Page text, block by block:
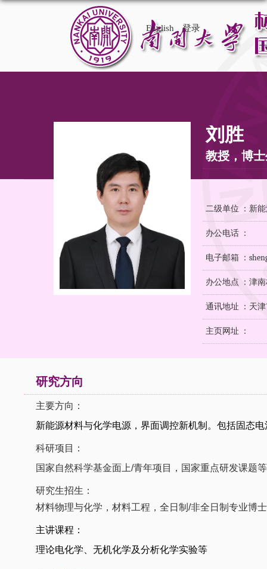
English 登录
刘胜
教授，博
二级单位 ：新
办公电话 ：
电子邮箱 ：
办公地点 ：津
通讯地址 ：天
主页网址 ：
研究方向
主要方向：
新能源材料与化学电源， 界面调控新机制。 包括固态
科研项目：
国家自然科学基金面上/青年项目，国家重点研发课题等
研究生招生：
材料物理与化学，材料工程，全日制/非全日制专业博士
主讲课程：
理论电化学、无机化学及分析化学实验等